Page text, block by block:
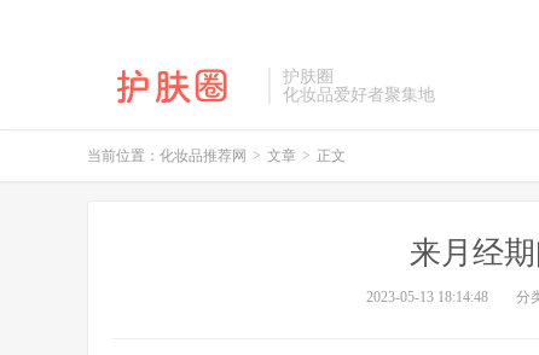
护肤圈
化妆品爱好者聚集地
当前位置： 化妆品推荐网 > 文章 > 正文
来月经
2023-05-13 18:14:48 分